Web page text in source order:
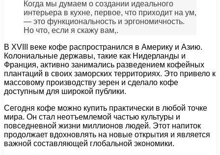
Когда мы думаем о создании идеального
интерьера в кухне, первое, что приходит на ум,
— это функциональность и эргономичность.
Но что, если я скажу вам,.
В XVIII веке кофе распространился в Америку и Азию.
Колониальные державы, такие как Нидерланды и
Франция, активно занимались разведением кофейных
плантаций в своих заморских территориях. Это привело к
массовому производству зерен и сделало кофе
доступным для широкой публики.
Сегодня кофе можно купить практически в любой точке
мира. Он стал неотъемлемой частью культуры и
повседневной жизни миллионов людей. Этот напиток
продолжает вдохновлять на новые открытия и является
важной составляющей глобальной экономики.